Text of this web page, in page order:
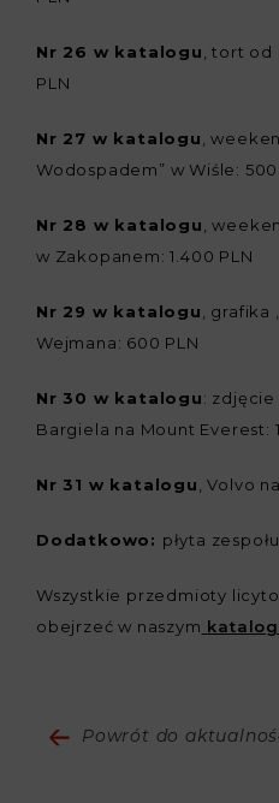
Nr 26 w katalogu , tort od
PLN
Nr 27 w katalogu ,
Wodospadem” w Wiśle: 500
Nr 28 w katalogu ,
w Zakopanem: 1.400 PLN
Nr 29 w katalogu
, grafika
Wejmana: 600 PLN
Nr 30 w katalogu: zdjęcie
Bargiela na Mount Everest:
Nr 31 w katalogu , Volvo
Dodatkowo: płyta
Wszystkie przedmioty
obejrzeć w naszym
Powrót do